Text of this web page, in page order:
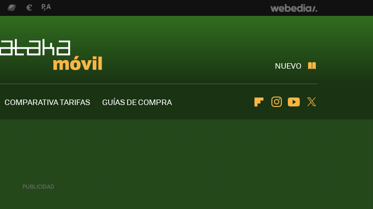
NUEVO
COMPARATIVA TARIFAS
GUÍAS DE COMPRA
FlipboardInstagramYoutube